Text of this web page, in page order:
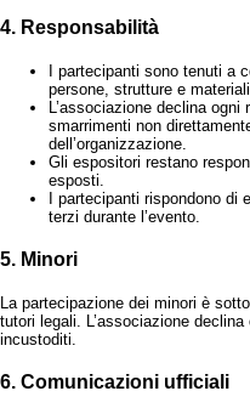
4. Responsabilità
I partecipanti sono tenuti a
persone, strutture e
L’associazione declina
smarrimenti non
dell’organizzazione.
Gli espositori restano
esposti.
I partecipanti rispondono
terzi durante l’evento.
5. Minori
La partecipazione dei minori è
tutori legali. L’associazione
incustoditi.
6. Comunicazioni ufficiali